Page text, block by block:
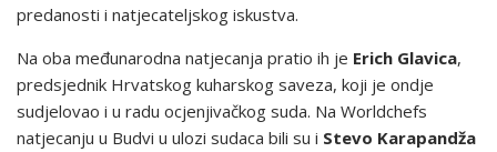
predanosti i natjecateljskog iskustva.
Na oba međunarodna natjecanja pratio ih je Erich Glavica,
predsjednik Hrvatskog kuharskog saveza, koji je ondje
sudjelovao i u radu ocjenjivačkog suda. Na Worldchefs
natjecanju u Budvi u ulozi sudaca bili su i Stevo Karapandža